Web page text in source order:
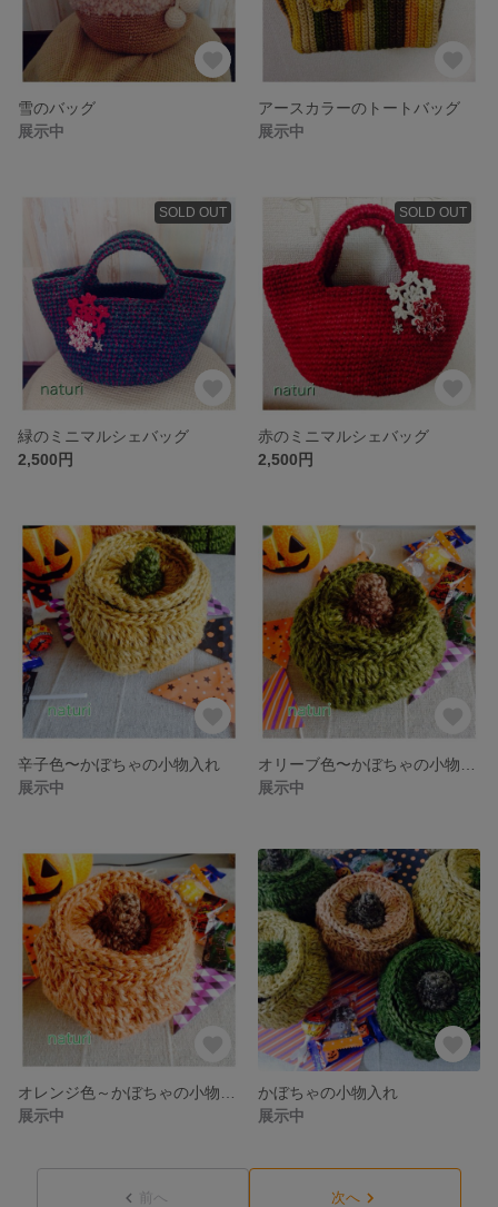
雪のバッグ
展示中
アースカラーのトートバッグ
展示中
SOLD OUT
緑のミニマルシェバッグ
2,500円
SOLD OUT
赤のミニマルシェバッグ
2,500円
辛子色〜かぼちゃの小物入れ
展示中
展示中
展示中
かぼちゃの小物入れ
展示中
前へ 次へ